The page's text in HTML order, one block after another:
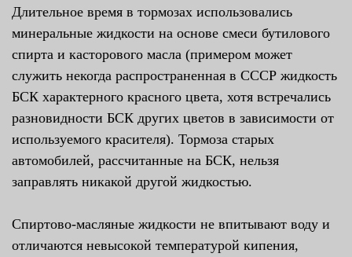
Длительное время в тормозах использовались
минеральные жидкости на основе смеси бутилового
спирта и касторового масла (примером может
служить некогда распространенная в СССР жидкость
БСК характерного красного цвета, хотя встречались
разновидности БСК других цветов в зависимости от
используемого красителя). Тормоза старых
автомобилей, рассчитанные на БСК, нельзя
заправлять никакой другой жидкостью.
Спиртово-масляные жидкости не впитывают воду и
отличаются невысокой температурой кипения,